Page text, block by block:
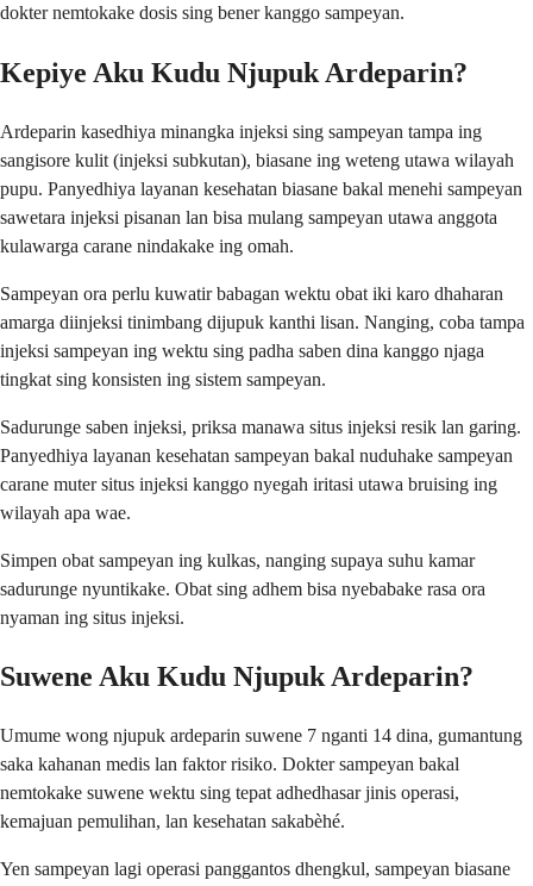
dokter nemtokake dosis sing bener kanggo sampeyan.
Kepiye Aku Kudu Njupuk Ardeparin?
Ardeparin kasedhiya minangka injeksi sing sampeyan tampa ing
sangisore kulit (injeksi subkutan), biasane ing weteng utawa wilayah
pupu. Panyedhiya layanan kesehatan biasane bakal menehi sampeyan
sawetara injeksi pisanan lan bisa mulang sampeyan utawa anggota
kulawarga carane nindakake ing omah.
Sampeyan ora perlu kuwatir babagan wektu obat iki karo dhaharan
amarga diinjeksi tinimbang dijupuk kanthi lisan. Nanging, coba tampa
injeksi sampeyan ing wektu sing padha saben dina kanggo njaga
tingkat sing konsisten ing sistem sampeyan.
Sadurunge saben injeksi, priksa manawa situs injeksi resik lan garing.
Panyedhiya layanan kesehatan sampeyan bakal nuduhake sampeyan
carane muter situs injeksi kanggo nyegah iritasi utawa bruising ing
wilayah apa wae.
Simpen obat sampeyan ing kulkas, nanging supaya suhu kamar
sadurunge nyuntikake. Obat sing adhem bisa nyebabake rasa ora
nyaman ing situs injeksi.
Suwene Aku Kudu Njupuk Ardeparin?
Umume wong njupuk ardeparin suwene 7 nganti 14 dina, gumantung
saka kahanan medis lan faktor risiko. Dokter sampeyan bakal
nemtokake suwene wektu sing tepat adhedhasar jinis operasi,
kemajuan pemulihan, lan kesehatan sakabèhé.
Yen sampeyan lagi operasi panggantos dhengkul, sampeyan biasane